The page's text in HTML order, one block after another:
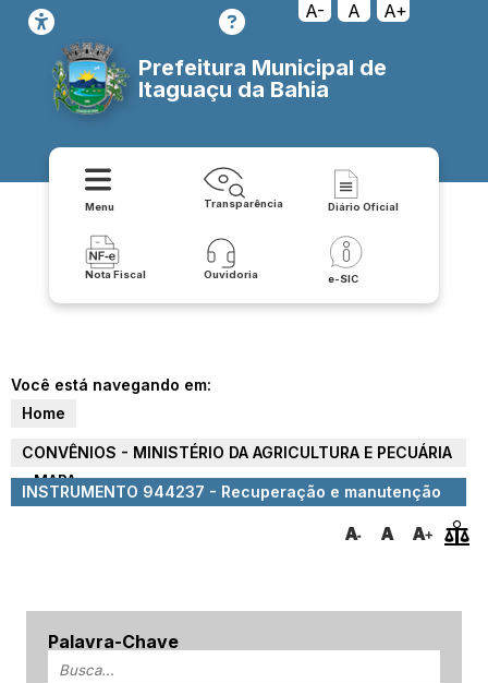
A- A A+
Prefeitura Municipal de
Itaguaçu da Bahia
Menu Transparência Diário Oficial
Nota Fiscal Ouvidoria e-SIC
Você está navegando em:
Home
CONVÊNIOS - MINISTÉRIO DA AGRICULTURA E PECUÁRIA
- MAPA
INSTRUMENTO 944237 - Recuperação e manutenção
Palavra-Chave